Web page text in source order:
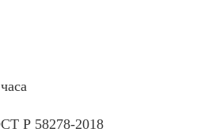
Р 58278-2018